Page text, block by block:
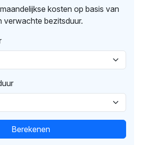
kosten op basis van
verwachte bezitsduur.
Berekenen